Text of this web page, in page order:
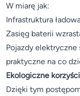
W miarę jak:
Infrastruktura
Zasięg baterii
Pojazdy
praktyczne na co
Ekologiczne
Dzięki tym